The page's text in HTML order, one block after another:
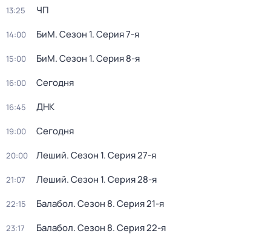
13:25 ЧП
14:00 БиМ. Сезон 1. Серия 7-я
15:00 БиМ. Сезон 1. Серия 8-я
16:00 Сегодня
16:45 ДНК
19:00 Сегодня
20:00 Леший. Сезон 1. Серия 27-я
21:07 Леший. Сезон 1. Серия 28-я
22:15 Балабол. Сезон 8. Серия 21-я
23:17 Балабол. Сезон 8. Серия 22-я